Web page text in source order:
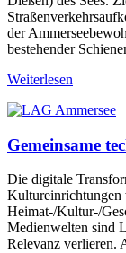
der
bestehender
Weiterlesen
Gemeinsame
Die digitale
Heimat-/Kultur-/
Medienwelten sind
Relevanz verlieren.